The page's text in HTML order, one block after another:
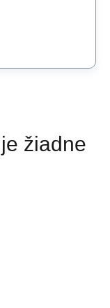
žiadne